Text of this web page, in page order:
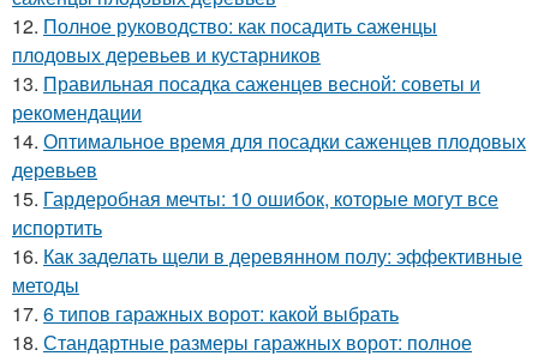
12. Полное руководство: как посадить саженцы
плодовых деревьев и кустарников
13. Правильная посадка саженцев весной: советы и
рекомендации
14. Оптимальное время для посадки саженцев плодовых
деревьев
15. Гардеробная мечты: 10 ошибок, которые могут все
испортить
16. Как заделать щели в деревянном полу: эффективные
методы
17. 6 типов гаражных ворот: какой выбрать
18. Стандартные размеры гаражных ворот: полное